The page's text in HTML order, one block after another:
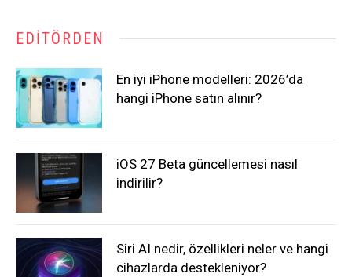
EDITÖRDEN
En iyi iPhone modelleri: 2026’da
hangi iPhone satın alınır?
iOS 27 Beta güncellemesi nasıl
indirilir?
Siri AI nedir, özellikleri neler ve hangi
cihazlarda destekleniyor?